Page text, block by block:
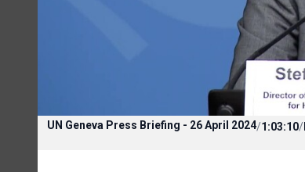
UN Geneva Press Briefing - 26 April 2024/1:03:10/